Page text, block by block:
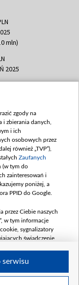
mln)
2025
350
2025
(wpłata
8
zgody na
i zbierania danych,
i ich
osobowych przez
również „TVP”),
Zaufanych
(w tym do
zainteresowań i
poniżej, a
PPID do Google.
przez Ciebie naszych
w tym informacje
sygnalizatory
świadczenie
przez Ciebie
serwisu